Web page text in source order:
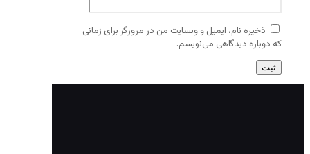
ذخیره نام، ایمیل و وبسایت من در مرورگر برای زمانی
که دوباره دیدگاهی می‌نویسم.